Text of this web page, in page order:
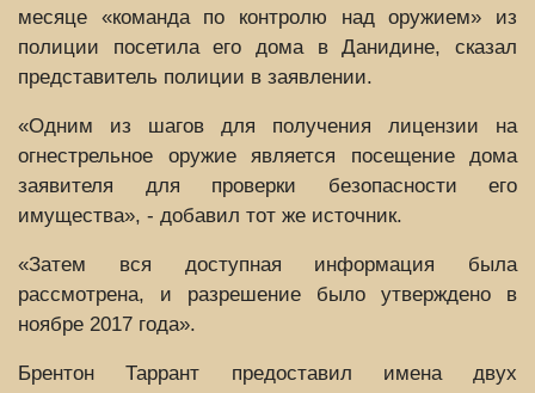
месяце «команда по контролю над оружием» из
полиции посетила его дома в Данидине, сказал
представитель полиции в заявлении.
«Одним из шагов для получения лицензии на
огнестрельное оружие является посещение дома
заявителя для проверки безопасности его
имущества», - добавил тот же источник.
«Затем вся доступная информация была
рассмотрена, и разрешение было утверждено в
ноябре 2017 года».
Брентон Таррант предоставил имена двух